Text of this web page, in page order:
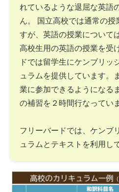
れているような退屈な英語
ん。 国立高校では通常の授
すが、英語の授業について
高校生用の英語の授業を受
ドでは留学生にケンブリッ
ュラムを提供しています。
業に参加できるようになる
の補習を２時間行なってい
フリーバードでは、ケンブ
ュラムとテキストを利用し